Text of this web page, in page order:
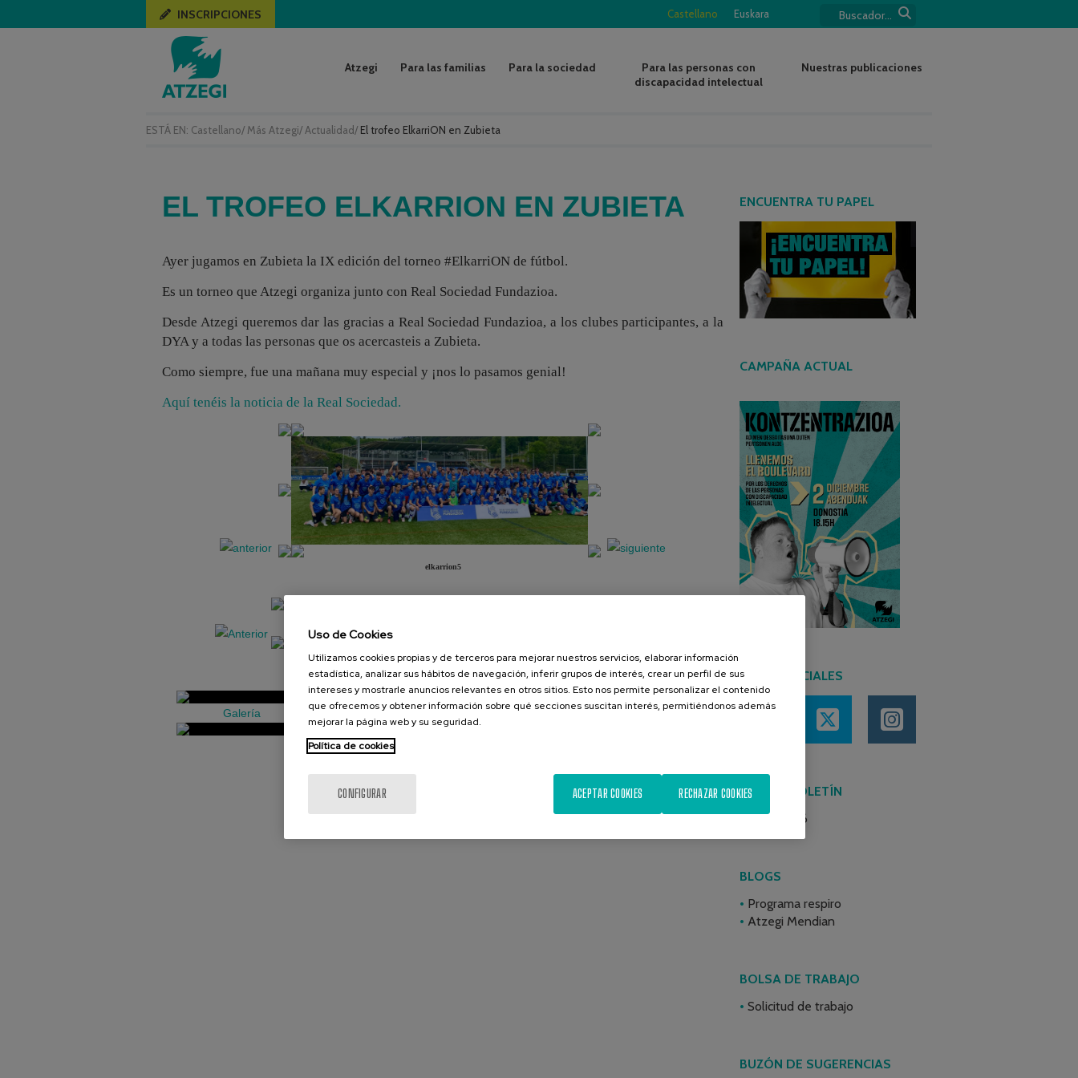
ESTÁ EN: Castellano/ Más Atzegi/ Actualidad/ El trofeo ElkarriON en Zubieta
Castellano Euskara
INSCRIPCIONES
Atzegi Para las familias Para la sociedad
Para las personas con
discapacidad intelectual
Nuestras publicaciones
EL TROFEO ELKARRION EN ZUBIETA
Ayer jugamos en Zubieta la IX edición del torneo #ElkarriON de fútbol.
Es un torneo que Atzegi organiza junto con Real Sociedad Fundazioa.
Desde Atzegi queremos dar las gracias a Real Sociedad Fundazioa, a los clubes participantes, a la
DYA y a todas las personas que os acercasteis a Zubieta.
Como siempre, fue una mañana muy especial y ¡nos lo pasamos genial!
Aquí tenéis la noticia de la Real Sociedad.
elkarrion5
Galería Presentación Diapositiva
ENCUENTRA TU PAPEL
CAMPAÑA ACTUAL
REDES SOCIALES
ÚLTIMO BOLETÍN
Junio 2026
BLOGS
Programa respiro
Atzegi Mendian
BOLSA DE TRABAJO
Solicitud de trabajo
BUZÓN DE SUGERENCIAS
Uso de Cookies
Utilizamos cookies propias y de terceros para mejorar nuestros servicios, elaborar información
estadística, analizar sus hábitos de navegación, inferir grupos de interés, crear un perfil de sus
intereses y mostrarle anuncios relevantes en otros sitios. Esto nos permite personalizar el contenido
que ofrecemos y obtener información sobre qué secciones suscitan interés, permitiéndonos además
mejorar la página web y su seguridad.
Política de cookies
CONFIGURAR RECHAZAR COOKIES
ACEPTAR COOKIES